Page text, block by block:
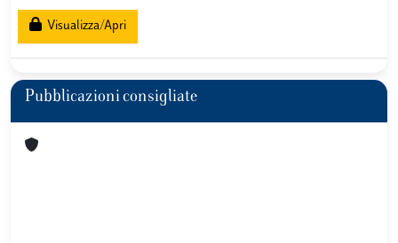
Visualizza/Apri
Pubblicazioni consigliate